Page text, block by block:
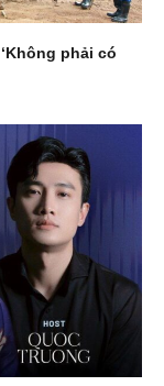
phải có